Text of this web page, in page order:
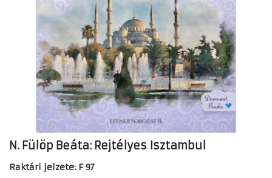
N. Fülöp Beáta: Rejtélyes Isztambul
Raktári jelzete: F 97